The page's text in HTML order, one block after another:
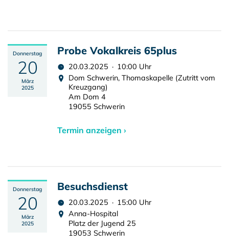
Donnerstag
20
März
2025
Probe Vokalkreis 65plus
20.03.2025 · 10:00 Uhr
Dom Schwerin, Thomaskapelle (Zutritt vom
Kreuzgang)
Am Dom 4
19055 Schwerin
Termin anzeigen ›
Donnerstag
20
März
2025
Besuchsdienst
20.03.2025 · 15:00 Uhr
Anna-Hospital
Platz der Jugend 25
19053 Schwerin